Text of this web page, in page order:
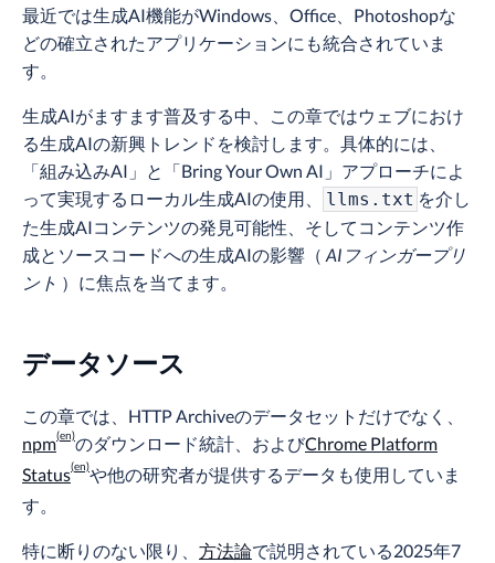
最近では生成AI機能がWindows、Office、Photoshopな
どの確立されたアプリケーションにも統合されていま
す。
生成AIがますます普及する中、この章ではウェブにおけ
る生成AIの新興トレンドを検討します。具体的には、
「組み込みAI」と「Bring Your Own AI」アプローチによ
って実現するローカル生成AIの使用、
llms.txt を介し
た生成AIコンテンツの発見可能性、そしてコンテンツ作
成とソースコードへの生成AIの影響（ AIフィンガープリ
ント ）に焦点を当てます。
データソース
この章では、HTTP Archiveのデータセットだけでなく、
npm
のダウンロード統計、およびChrome Platform
Status
や他の研究者が提供するデータも使用していま
す。
特に断りのない限り、 方法論で説明されている2025年7